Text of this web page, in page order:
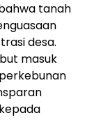
tanah
desa.
masuk